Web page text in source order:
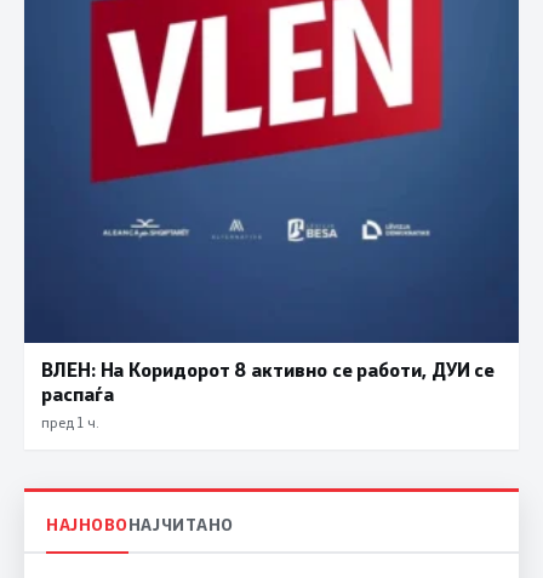
ВЛЕН: На Коридорот 8 активно се работи, ДУИ се
распаѓа
пред 1 ч.
НАЈНОВОНАЈЧИТАНО